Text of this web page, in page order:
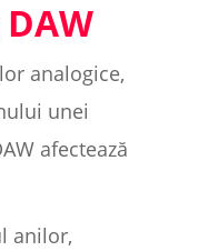
analogice,
unei
afectează
anilor,